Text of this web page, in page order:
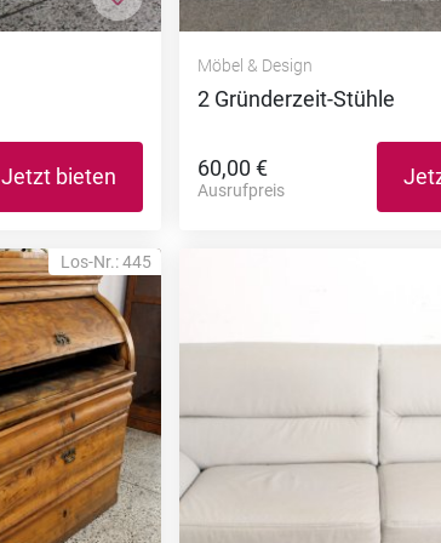
Zur Merkliste hinzufügen
Jetzt bieten
Möbel & Design
2 Gründerzeit-Stühle
60,00 €
Ausrufpreis
Los-Nr.: 445